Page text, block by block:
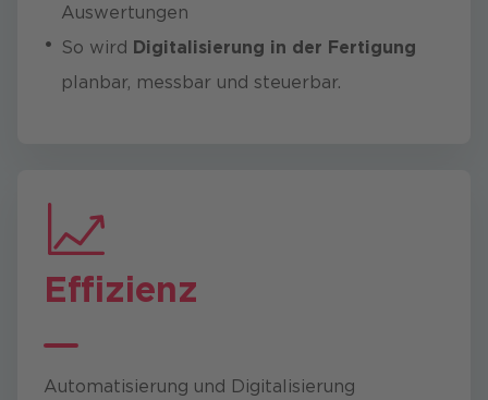
Auswertungen
So wird Digitalisierung in der Fertigung
planbar, messbar und steuerbar.
Effizienz
Automatisierung und Digitalisierung